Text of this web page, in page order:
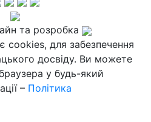
та розробка
cookies, для забезпечення
досвіду. Ви можете
у будь-який
– Політика